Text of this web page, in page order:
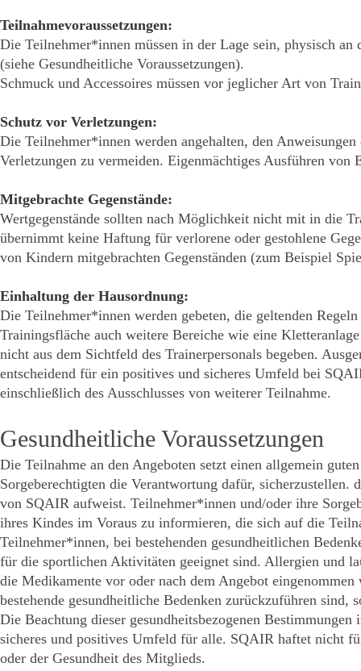
Teilnahmevoraussetzungen:
Die Teilnehmer*innen müssen in der Lage sein, physisch
(siehe Gesundheitliche Voraussetzungen).
Schmuck und Accessoires müssen vor jeglicher Art von
Schutz vor Verletzungen:
Die Teilnehmer*innen werden angehalten, den
Verletzungen zu vermeiden. Eigenmächtiges Ausführen
Mitgebrachte Gegenstände:
Wertgegenstände sollten nach Möglichkeit nicht mit in die
übernimmt keine Haftung für verlorene oder gestohlene
von Kindern mitgebrachten Gegenständen (zum Beispiel
Einhaltung der Hausordnung:
Die Teilnehmer*innen werden gebeten, die geltenden
Trainingsfläche auch weitere Bereiche wie eine
nicht aus dem Sichtfeld des Trainerpersonals begeben.
entscheidend für ein positives und sicheres Umfeld bei
einschließlich des Ausschlusses von weiterer Teilnahme.
Gesundheitliche Voraussetzungen
Die Teilnahme an den Angeboten setzt einen allgemein
Sorgeberechtigten die Verantwortung dafür,
von SQAIR aufweist. Teilnehmer*innen und/oder ihre
ihres Kindes im Voraus zu informieren, die sich auf die
Teilnehmer*innen, bei bestehenden gesundheitlichen
für die sportlichen Aktivitäten geeignet sind. Allergien und
die Medikamente vor oder nach dem Angebot
bestehende gesundheitliche Bedenken zurückzuführen
Die Beachtung dieser gesundheitsbezogenen
sicheres und positives Umfeld für alle. SQAIR haftet nicht
oder der Gesundheit des Mitglieds.